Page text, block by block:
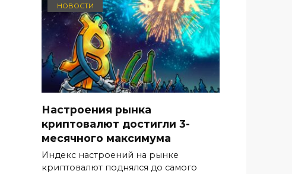
НОВОСТИ
Настроения рынка
криптовалют достигли 3-
месячного максимума
Индекс настроений на рынке
криптовалют поднялся до самого